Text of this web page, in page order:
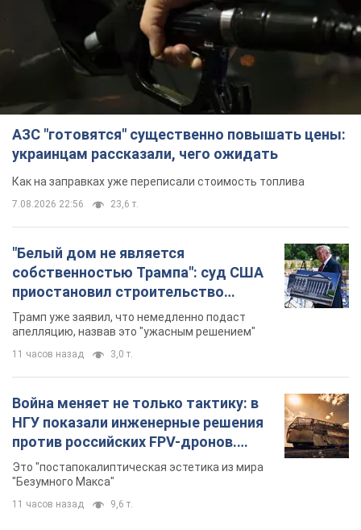
Криминальные новости В зону АТО...
Важное
АЗС "готовятся" существенно повышать цены:
украинцам рассказали, чего ожидать
Как на заправках уже переписали стоимость топлива
7.08.2026 22:56 23,6 т.
"Белый дом не является
собственностью Трампа": суд США
приостановил строительство
бального зала стоимостью 400 млн
долларов
Трамп уже заявил, что немедленно подаст
апелляцию, назвав это "ужасным решением"
11 часов назад 3,0 т.